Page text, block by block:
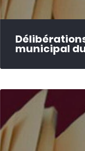
municipal